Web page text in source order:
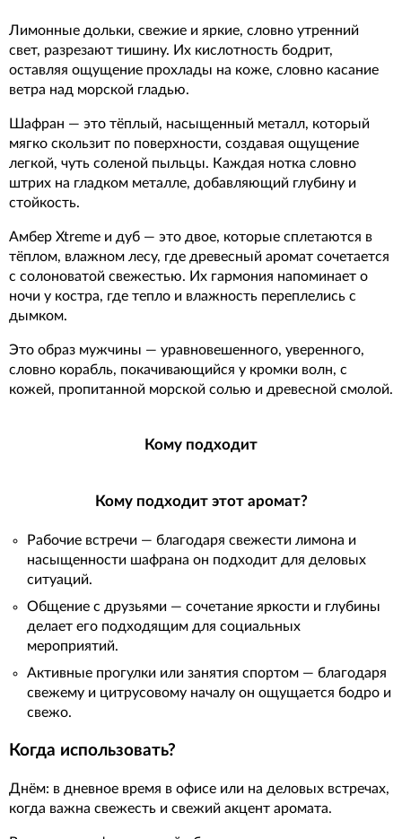
Лимонные дольки, свежие и яркие, словно утренний
свет, разрезают тишину. Их кислотность бодрит,
оставляя ощущение прохлады на коже, словно касание
ветра над морской гладью.
Шафран — это тёплый, насыщенный металл, который
мягко скользит по поверхности, создавая ощущение
легкой, чуть соленой пыльцы. Каждая нотка словно
штрих на гладком металле, добавляющий глубину и
стойкость.
Амбер Xtreme и дуб — это двое, которые сплетаются в
тёплом, влажном лесу, где древесный аромат сочетается
с солоноватой свежестью. Их гармония напоминает о
ночи у костра, где тепло и влажность переплелись с
дымком.
Это образ мужчины — уравновешенного, уверенного,
словно корабль, покачивающийся у кромки волн, с
кожей, пропитанной морской солью и древесной смолой.
Кому подходит
Кому подходит этот аромат?
Рабочие встречи — благодаря свежести лимона и
насыщенности шафрана он подходит для деловых
ситуаций.
Общение с друзьями — сочетание яркости и глубины
делает его подходящим для социальных
мероприятий.
Активные прогулки или занятия спортом — благодаря
свежему и цитрусовому началу он ощущается бодро и
свежо.
Когда использовать?
Днём: в дневное время в офисе или на деловых встречах,
когда важна свежесть и свежий акцент аромата.